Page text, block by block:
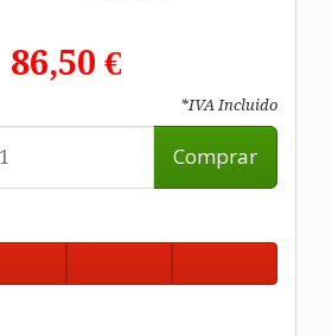
86,50 €
*IVA Incluido
Comprar